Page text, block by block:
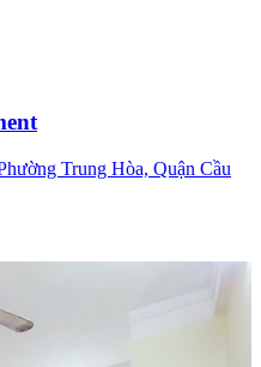
Trung Hòa, Quận Cầu